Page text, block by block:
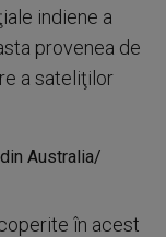
indiene a
provenea de
a sateliţilor
în acest